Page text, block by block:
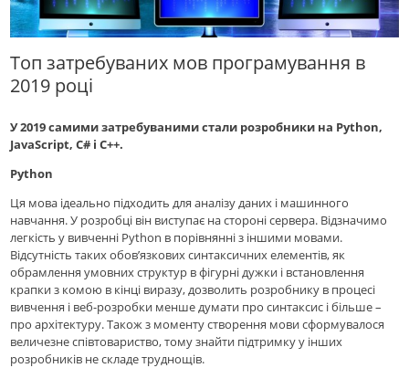
Топ затребуваних мов програмування в
2019 році
У 2019 самими затребуваними стали розробники на Python,
JavaScript, C# і C++.
Python
Ця мова ідеально підходить для аналізу даних і машинного
навчання. У розробці він виступає на стороні сервера. Відзначимо
легкість у вивченні Python в порівнянні з іншими мовами.
Відсутність таких обов’язкових синтаксичних елементів, як
обрамлення умовних структур в фігурні дужки і встановлення
крапки з комою в кінці виразу, дозволить розробнику в процесі
вивчення і веб-розробки менше думати про синтаксис і більше –
про архітектуру. Також з моменту створення мови сформувалося
величезне співтовариство, тому знайти підтримку у інших
розробників не складе труднощів.